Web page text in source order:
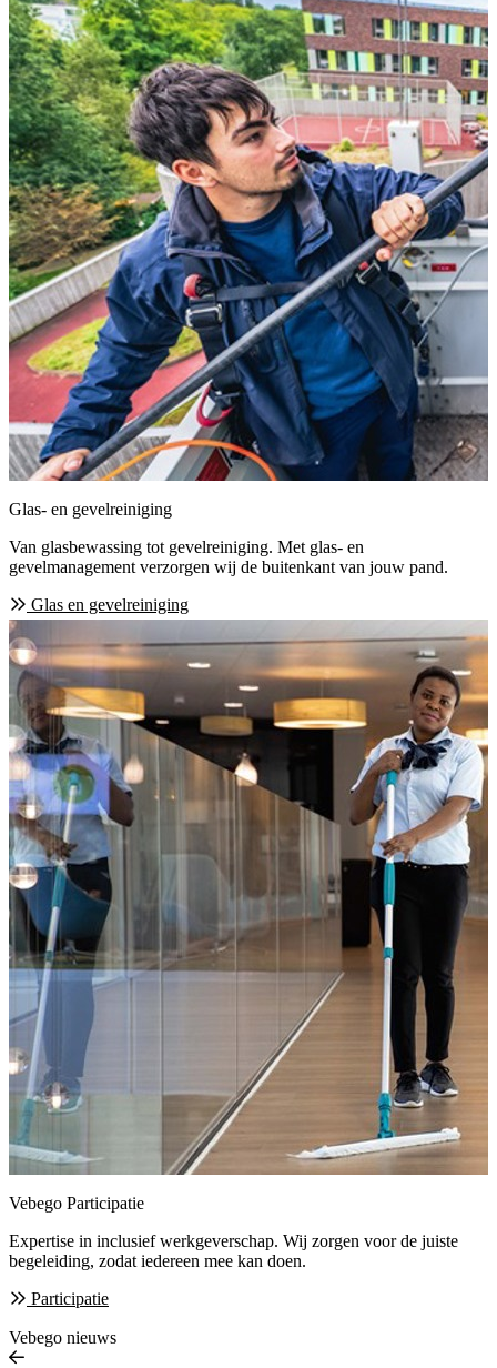
Glas- en gevelreiniging
Van glasbewassing tot gevelreiniging. Met glas- en
gevelmanagement verzorgen wij de buitenkant van jouw pand.
Glas en gevelreiniging
Vebego Participatie
Expertise in inclusief werkgeverschap. Wij zorgen voor de juiste
begeleiding, zodat iedereen mee kan doen.
Participatie
Vebego nieuws